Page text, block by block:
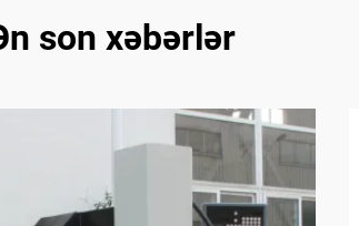
son xəbərlər